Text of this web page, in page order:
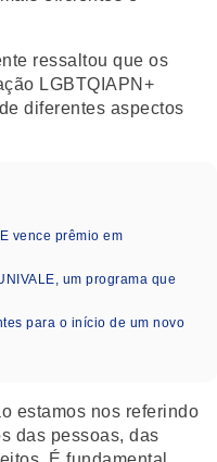
ressaltou que os
LGBTQIAPN+
diferentes aspectos
vence prêmio em
um programa que
para o início de um novo
estamos nos referindo
das pessoas, das